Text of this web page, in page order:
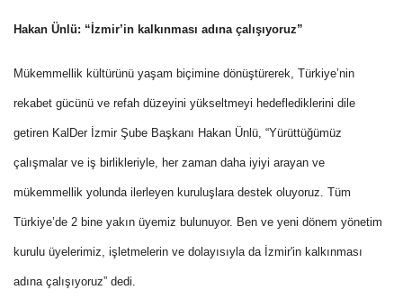
Hakan Ünlü: “İzmir’in kalkınması adına çalışıyoruz”
Mükemmellik kültürünü yaşam biçimine dönüştürerek, Türkiye’nin
rekabet gücünü ve refah düzeyini yükseltmeyi hedeflediklerini dile
getiren KalDer İzmir Şube Başkanı Hakan Ünlü, “Yürüttüğümüz
çalışmalar ve iş birlikleriyle, her zaman daha iyiyi arayan ve
mükemmellik yolunda ilerleyen kuruluşlara destek oluyoruz. Tüm
Türkiye’de 2 bine yakın üyemiz bulunuyor. Ben ve yeni dönem yönetim
kurulu üyelerimiz, işletmelerin ve dolayısıyla da İzmir'in kalkınması
adına çalışıyoruz” dedi.